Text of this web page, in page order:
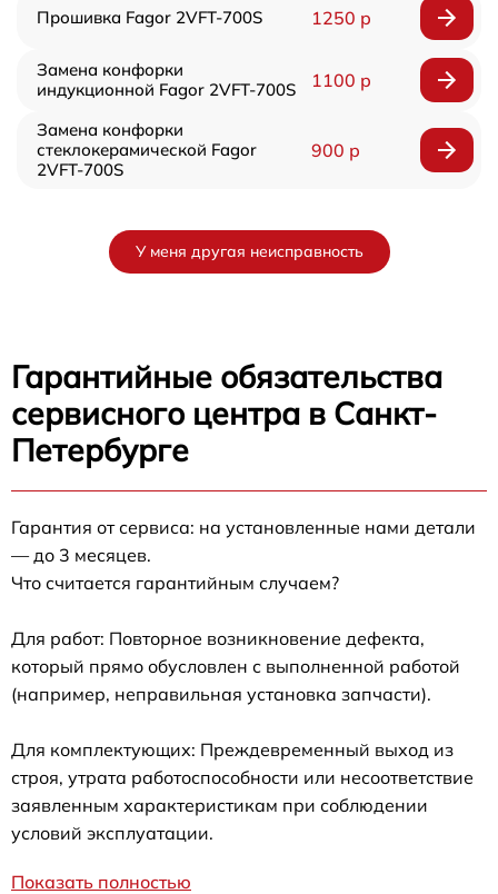
Прошивка Fagor 2VFT-700S 1250 р
Замена конфорки
индукционной Fagor 2VFT-700S
1100 р
Замена конфорки
стеклокерамической Fagor
2VFT-700S
900 р
У меня другая неисправность
Гарантийные обязательства
сервисного центра в Санкт-
Петербурге
Гарантия от сервиса: на установленные нами детали
— до 3 месяцев.
Что считается гарантийным случаем?
Для работ: Повторное возникновение дефекта,
который прямо обусловлен с выполненной работой
(например, неправильная установка запчасти).
Для комплектующих: Преждевременный выход из
строя, утрата работоспособности или несоответствие
заявленным характеристикам при соблюдении
условий эксплуатации.
Показать полностью